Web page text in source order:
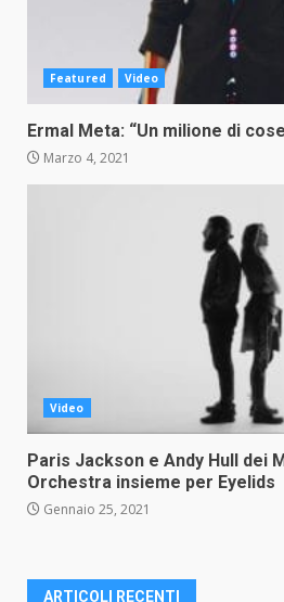
Featured Video
Ermal Meta: “Un milione di
Marzo 4, 2021
Video
Paris Jackson e Andy Hull dei
Orchestra insieme per Eyelids
Gennaio 25, 2021
ARTICOLI RECENTI